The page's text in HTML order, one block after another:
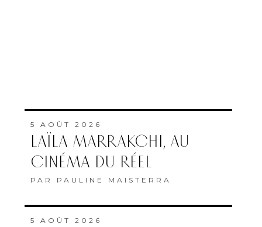
5 AOÛT 2026
LAÏLA MARRAKCHI, AU
CINÉMA DU RÉEL
PAR PAULINE MAISTERRA
5 AOÛT 2026